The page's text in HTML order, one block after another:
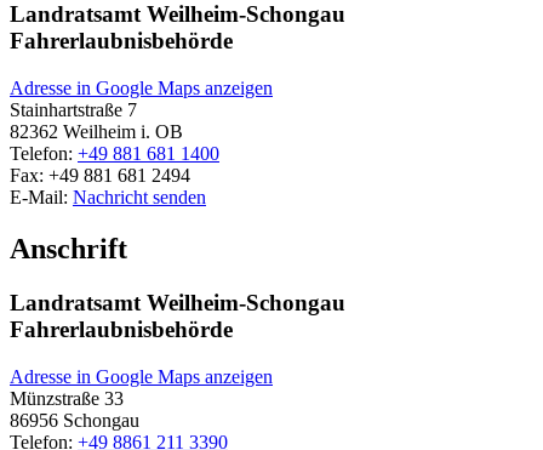
Landratsamt Weilheim-Schongau
Fahrerlaubnisbehörde
Adresse in Google Maps anzeigen
Stainhartstraße 7
82362 Weilheim i. OB
Telefon: +49 881 681 1400
Fax: +49 881 681 2494
E-Mail: Nachricht senden
Anschrift
Landratsamt Weilheim-Schongau
Fahrerlaubnisbehörde
Adresse in Google Maps anzeigen
Münzstraße 33
86956 Schongau
Telefon: +49 8861 211 3390